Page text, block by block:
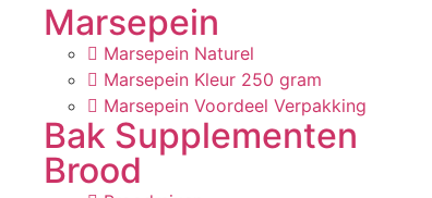
Marsepein
Marsepein Naturel
Marsepein Kleur 250 gram
Marsepein Voordeel Verpakking
Bak Supplementen
Brood